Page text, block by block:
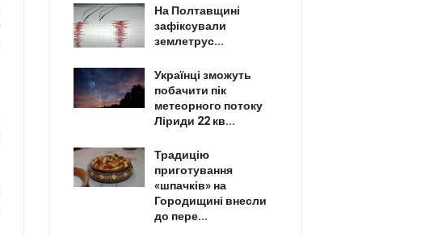
На Полтавщині
зафіксували
землетрус...
Українці зможуть
побачити пік
метеорного потоку
Ліриди 22 кв...
Традицію
приготування
«шпачків» на
Городищині внесли
до пере...